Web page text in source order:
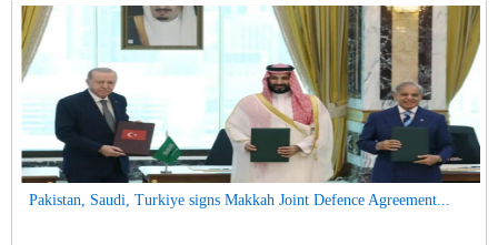
Pakistan, Saudi, Turkiye signs Makkah Joint Defence Agreement...